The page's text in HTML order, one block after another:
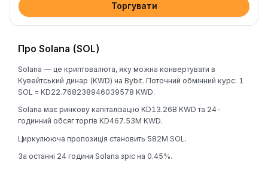
Торгувати
Про Solana (SOL)
Solana — це криптовалюта, яку можна конвертувати в
Кувейтський динар (KWD) на Bybit. Поточний обмінний курс: 1
SOL = KD22.768238946039578 KWD.
Solana має ринкову капіталізацію KD13.26B KWD та 24-
годинний обсяг торгів KD467.53M KWD.
Циркулююча пропозиція становить 582M SOL.
За останні 24 години Solana зріс на 0.45%.